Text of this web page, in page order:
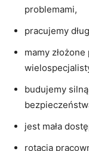
problemami,
pracujemy
mamy
budujemy
jest mała
rotacja